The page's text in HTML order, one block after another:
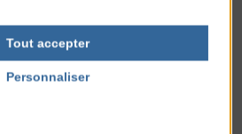
Tout accepter
Personnaliser